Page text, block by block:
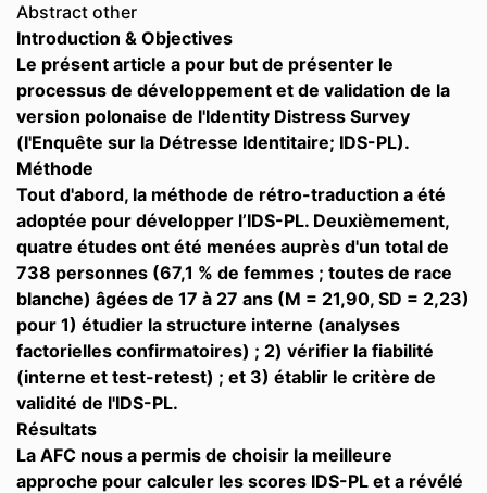
Abstract other
Introduction & Objectives
Le présent article a pour but de présenter le
processus de développement et de validation de la
version polonaise de l'Identity Distress Survey
(l'Enquête sur la Détresse Identitaire; IDS-PL).
Méthode
Tout d'abord, la méthode de rétro-traduction a été
adoptée pour développer l’IDS-PL. Deuxièmement,
quatre études ont été menées auprès d'un total de
738 personnes (67,1 % de femmes ; toutes de race
blanche) âgées de 17 à 27 ans (M = 21,90, SD = 2,23)
pour 1) étudier la structure interne (analyses
factorielles confirmatoires) ; 2) vérifier la fiabilité
(interne et test-retest) ; et 3) établir le critère de
validité de l'IDS-PL.
Résultats
La AFC nous a permis de choisir la meilleure
approche pour calculer les scores IDS-PL et a révélé